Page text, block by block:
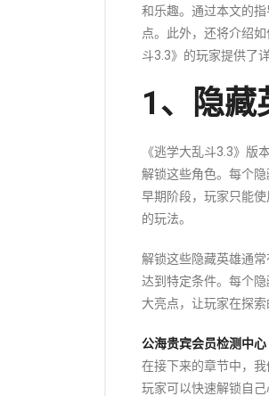
和乐趣。通过本文的
点。此外，还将介绍
斗3.3》的玩家提供了
1、隐藏
《逃学大乱斗3.3》版
解锁这些角色。每个
早期阶段，玩家只能
的玩法。
解锁这些隐藏英雄通
达到特定条件。每个
大亮点，让玩家在探索
公海贵宾会员检测中心
在接下来的章节中，
玩家可以快速解锁自